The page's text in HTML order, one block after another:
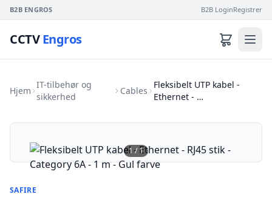
B2B ENGROS B2B LoginRegistrer
CCTVEngros
Hjem
IT-tilbehør og
sikkerhed
Cables
Fleksibelt UTP kabel -
Ethernet - …
1/1
SAFIRE